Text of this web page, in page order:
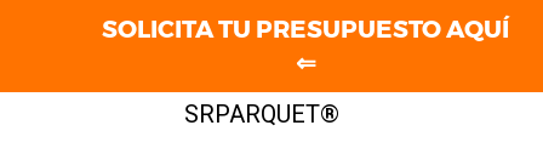
SRPARQUET®
SOLICITA TU PRESUPUESTO AQUÍ
⇐